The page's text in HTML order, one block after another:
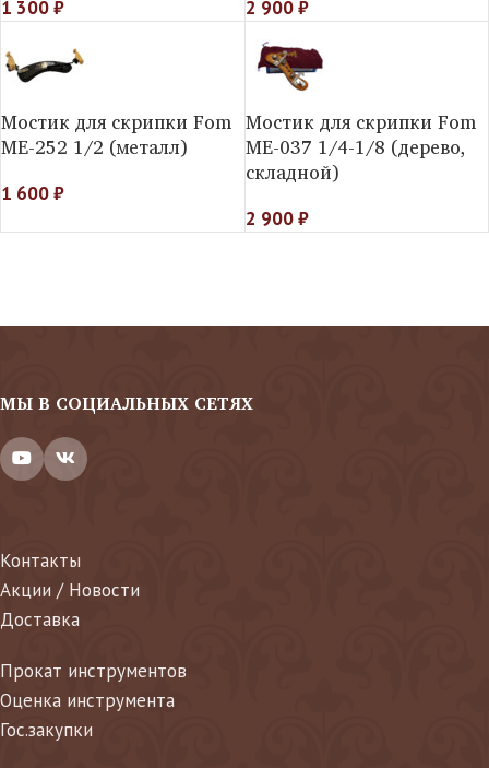
1 300₽ 2 900₽
Мостик для скрипки Fom
ME-252 1/2 (металл)
1 600₽
Мостик для скрипки Fom
ME-037 1/4-1/8 (дерево,
складной)
2 900₽
МЫ В СОЦИАЛЬНЫХ СЕТЯХ
Контакты
Акции / Новости
Доставка
Прокат инструментов
Оценка инструмента
Гос.закупки